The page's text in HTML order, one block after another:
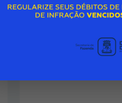
DIAS SEM ROUBO DE
INÍCIO DE AGOSTO